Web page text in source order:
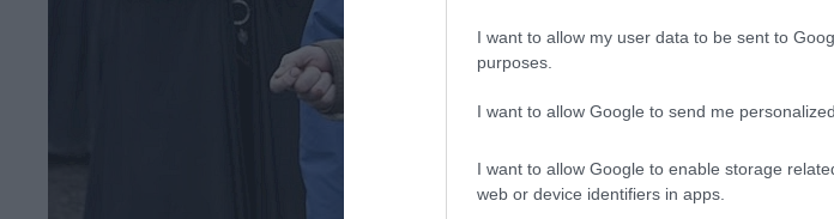
I want to allow my user data to be sent to
purposes.
I want to allow Google to send me
I want to allow Google to enable storage
web or device identifiers in apps.